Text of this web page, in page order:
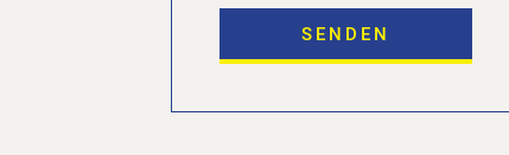
SENDEN